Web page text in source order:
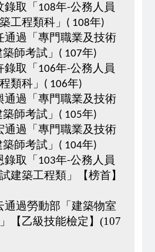
錄取「 108年-公務人員
工程類科 」 ( 108年)
通過
「專門職業及技術
築師考試」 ( 107年)
錄取 「 106年-公務人員
類科」 ( 106年)
通過
「專門職業及技術
築師考試」 ( 105年)
通過
「專門職業及技術
築師考試」 ( 104年)
錄取 「 103年-公務人員
建築工程類」
【榜首】
通過勞動部「建築物室
【乙級技能檢定 】(107